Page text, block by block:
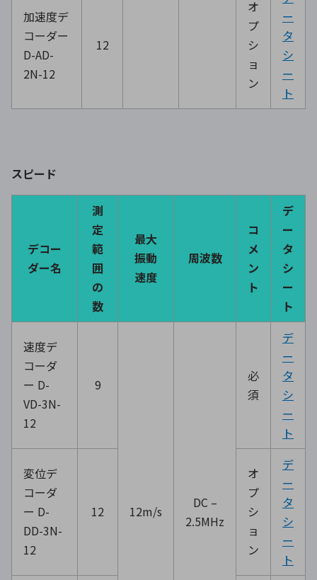
加速度デ
コーダー
D-AD-
2N-12
12
オ
プ
シ
ョ
ン
ー
タ
シ
ー
ト
スピード
デコー
ダー名
測
定
範
囲
の
数
最大
振動
速度
周波数
コ
メ
ン
ト
デ
ー
タ
シ
ー
ト
速度デ
コーダ
ー D-
VD-3N-
12
9
12m/s
DC –
2.5MHz
必
須
デ
ー
タ
シ
ー
ト
変位デ
コーダ
ー D-
DD-3N-
12
12
オ
プ
シ
ョ
ン
デ
ー
タ
シ
ー
ト